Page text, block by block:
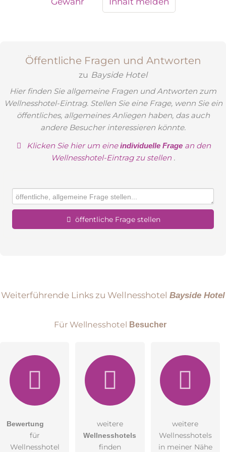
mit gemütlichem Balkon oder Terrasse bietet Ihnen
einen einmaligen frontalen Blick über die Ostsee und
die wunderschöne Lübecker Bucht.
Flachbildfernseher, Telefon, Radio, Safe, Kaffee- und
Teestation und kostenfreies W-LAN erwarten Sie
ebenso, wie ein Duschbad mit Rainshower, Fön,
Bademantel und weichen Slippern. Ein
Getränkeangebot finden Sie rund um die Uhr in der
Das tägliche Gourmet Frühstücksbuffet ist im
Zimmerpreis bereits enthalten.
Maximalbelegung:
Junior Suite
Öffentliche Fragen und Antworten
zu Bayside Hotel
Hier finden Sie allgemeine Fragen und Antworten zum
Wellnesshotel-Eintrag. Stellen Sie eine Frage, wenn Sie ein
öffentliches, allgemeines Anliegen haben, das auch
andere Besucher interessieren könnte.
Klicken Sie hier um eineindividuelle Frage an den
Wellnesshotel-Eintrag zu stellen .
öffentliche Frage stellen
E-Mail-Adresse (wird nicht veröffentlicht)
Hiermit akzeptiere ich dieAGB
Weiterführende Links zu Wellnesshotel Bayside Hotel
Für Wellnesshotel Besucher
Bewertung
für
Wellnesshotel
weitere
Wellnesshotels
finden
weitere
Wellnesshotels
in meiner Nähe